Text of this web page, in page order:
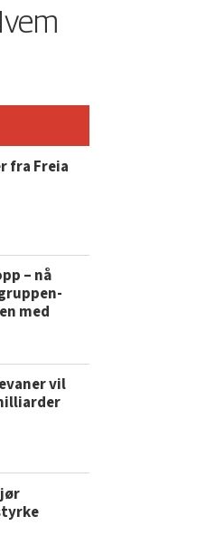
fra Freia
– nå
med
vil